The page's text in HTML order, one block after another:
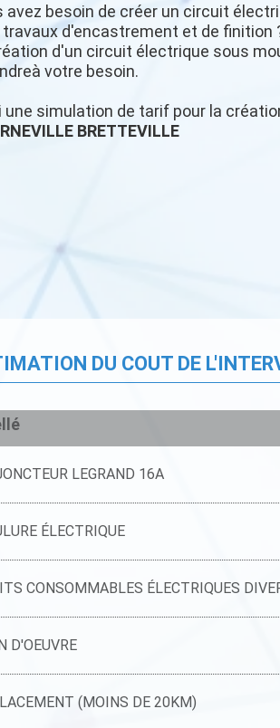
avez besoin de créer un circuit
travaux d'encastrement et de finition
d'un circuit électrique sous
votre besoin.
une simulation de tarif pour la
BRETTEVILLE
DU COUT DE
LEGRAND 16A
ÉLECTRIQUE
CONSOMMABLES ÉLECTRIQUES
D'OEUVRE
(MOINS DE 20KM)